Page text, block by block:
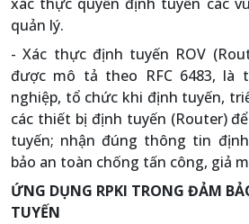
quản lý.
- Xác thực định tuyến ROV
được mô tả theo RFC 6483, là
nghiệp, tổ chức khi định tuyến,
các thiết bị định tuyến (Router)
tuyến; nhận đúng thông tin
bảo an toàn chống tấn công, giả
ỨNG DỤNG RPKI TRONG ĐẢM
TUYẾN